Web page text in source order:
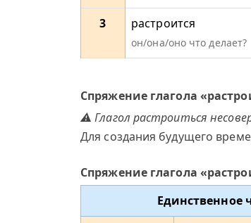
3 растроится
он/она/оно что делает?
Спряжение глагола
⚠ Глагол растроиться
Для создания будущего
Спряжение глагола
Единственное